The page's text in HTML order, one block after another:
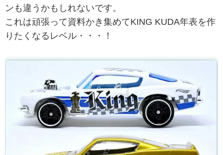
ンも違うかもしれないです。
これは頑張って資料かき集めてKING KUDA年表を作
りたくなるレベル・・・！